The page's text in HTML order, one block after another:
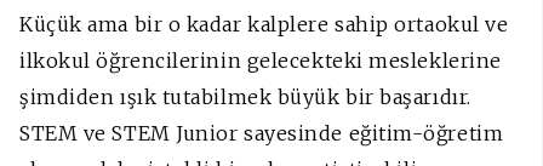
Küçük ama bir o kadar kalplere sahip ortaokul ve
ilkokul öğrencilerinin gelecekteki mesleklerine
şimdiden ışık tutabilmek büyük bir başarıdır.
STEM ve STEM Junior sayesinde eğitim-öğretim